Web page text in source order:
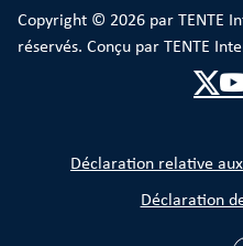
Copyright © 2026 par TENTE
réservés. Conçu par TENTE
Déclaration relative
Déclaration